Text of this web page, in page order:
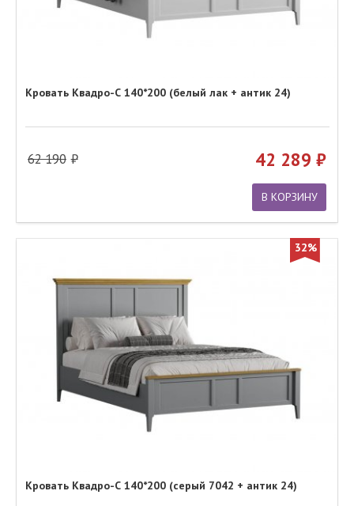
Кровать Квадро-С 140*200 (белый лак + антик 24)
62 190 42 289
В КОРЗИНУ
32%
Кровать Квадро-С 140*200 (серый 7042 + антик 24)